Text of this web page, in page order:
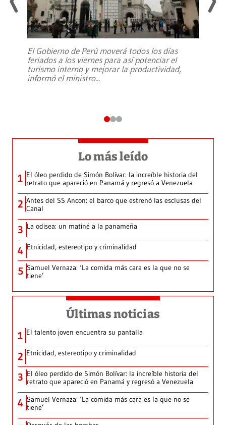
El Gobierno de Perú moverá todos los días
feriados a los viernes para así potenciar el
turismo interno y mejorar la productividad,
informó el ministro...
Lo más leído
1 El óleo perdido de Simón Bolívar: la increíble historia del
retrato que apareció en Panamá y regresó a Venezuela
2 Antes del SS Ancon: el barco que estrenó las esclusas del
Canal
3 La odisea: un matiné a la panameña
4 Etnicidad, estereotipo y criminalidad
5 Samuel Vernaza: ‘La comida más cara es la que no se
tiene’
Últimas noticias
1 El talento joven encuentra su pantalla​
2 Etnicidad, estereotipo y criminalidad
3 El óleo perdido de Simón Bolívar: la increíble historia del
retrato que apareció en Panamá y regresó a Venezuela
4 Samuel Vernaza: ‘La comida más cara es la que no se
tiene’